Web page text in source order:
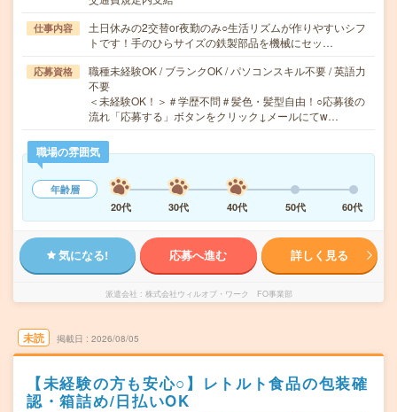
仕事内容
土日休みの2交替or夜勤のみ○生活リズムが作りやすいシフ
トです！手のひらサイズの鉄製部品を機械にセッ…
応募資格
職種未経験OK / ブランクOK / パソコンスキル不要 / 英語力
不要
＜未経験OK！＞＃学歴不問＃髪色・髪型自由！○応募後の
流れ「応募する」ボタンをクリック↓メールにてw…
職場の雰囲気
年齢層
20代
30代 40代 50代 60代
気になる! 応募へ進む 詳しく見る
派遣会社 株式会社ウィルオブ・ワーク FO事業部
未読 掲載日 2026/08/05
【未経験の方も安心○】レトルト食品の包装確
認・箱詰め/日払いOK